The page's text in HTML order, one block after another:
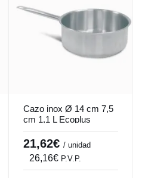
Cazo inox Ø 14 cm 7,5
cm 1,1 L Ecoplus
Pro.cooker
21,62€ / unidad
26,16€ P.V.P.